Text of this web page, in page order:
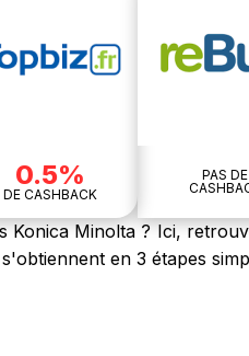
0.5%
DE CASHBACK
PAS DE
Minolta ? Ici,
en 3 étapes